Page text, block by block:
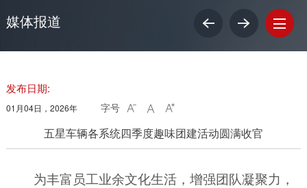
媒体报道
发布日期:
01月04日，2026年 字号   
五星车辆各系统四季度趣味团建活动圆满收官
为丰富员工业余文化生活，增强团队凝聚力，